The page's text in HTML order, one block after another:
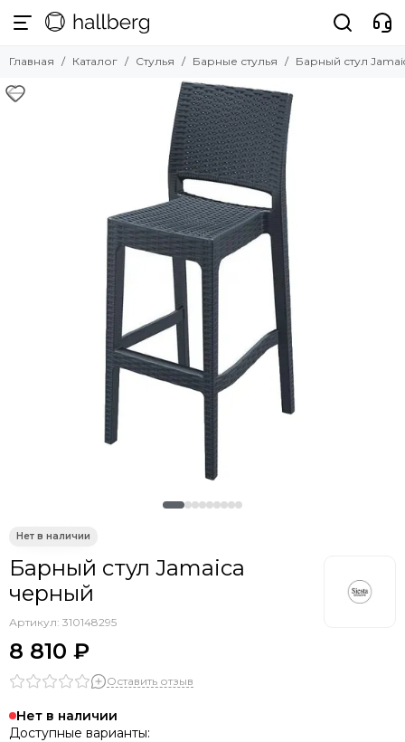
Стулья
Обеденные стулья
Прозрачные стулья
Уличные стулья
Главная Каталог Стулья Барные стулья Барный стул
Барный стул Jamaica
черный
Артикул: 310148295
8 810 ₽
Оставить отзыв
Нет в наличии
Доступные варианты: